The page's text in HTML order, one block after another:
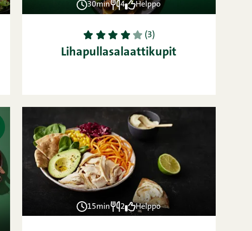
30min 4 Helppo
1 2 3 4 5 (3)
Lihapullasalaattikupit
15min 2 Helppo